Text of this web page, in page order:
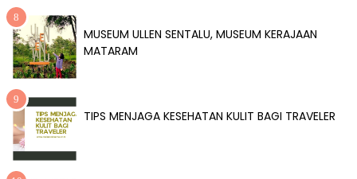
MUSEUM ULLEN SENTALU, MUSEUM KERAJAAN
MATARAM
TIPS MENJAGA KESEHATAN KULIT BAGI TRAVELER